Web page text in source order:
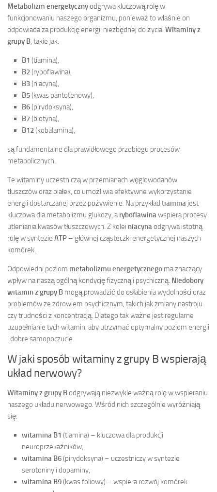
Metabolizm energetycznyodgrywa kluczową rolę w
funkcjonowaniu naszego organizmu, ponieważ to właśnie on
odpowiada za produkcję energii niezbędnej do życia. Witaminy z
grupy B, takie jak:
B1 (tiamina),
B2(ryboflawina),
B3(niacyna),
B5(kwas pantotenowy),
B6(pirydoksyna),
B7(biotyna),
B12(kobalamina),
są fundamentalne dla prawidłowego przebiegu procesów
metabolicznych.
Te witaminy uczestniczą w przemianach węglowodanów,
tłuszczów oraz białek, co umożliwia efektywne wykorzystanie
energii dostarczanej przez pożywienie. Na przykład tiamina jest
kluczowa dla metabolizmu glukozy, aryboflawinawspiera procesy
utleniania kwasów tłuszczowych. Z kolei niacynaodgrywa istotną
rolę w syntezie ATP – głównej cząsteczki energetycznej naszych
komórek.
Odpowiedni poziom metabolizmu energetycznego ma znaczący
wpływ na naszą ogólną kondycję fizyczną i psychiczną. Niedobory
witamin z grupy B mogą prowadzić do osłabienia wydolności oraz
problemów ze zdrowiem psychicznym, takich jak zmiany nastroju
czy trudności z koncentracją. Dlatego tak ważne jest regularne
uzupełnianie tych witamin, aby utrzymać optymalny poziom energii
i dobre samopoczucie.
W jaki sposób witaminy z grupy B wspierają
układ nerwowy?
Witaminy z grupy Bodgrywają niezwykle ważną rolę w wspieraniu
naszego układu nerwowego. Wśród nich szczególnie wyróżniają
się:
witamina B1 (tiamina) – kluczowa dla produkcji
neuroprzekaźników,
witamina B6(pirydoksyna) – uczestniczy w syntezie
serotoniny i dopaminy,
witamina B9(kwas foliowy) – wspiera rozwój komórek